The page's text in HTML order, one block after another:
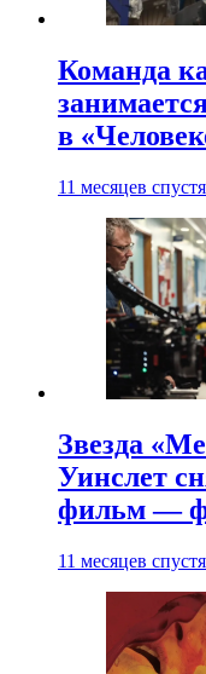
Команда
в
11 месяцев спустя
Звезда
Уинслет
фильм —
11 месяцев спустя